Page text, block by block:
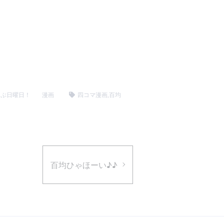
日曜日！ 漫画 四コマ漫画 百均
百均ひゃほーい♪♪